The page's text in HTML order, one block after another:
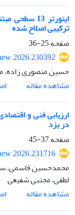
اینورتر 13
ترکیبی اصلاح شده
صفحه25-36
حسین منصوری
مشاهده مقاله
ارزیابی فنی و
در یزد
صفحه37-45
محمدحسین قاسمی،
لطفی، مجتبی شفیعی
مشاهده مقاله